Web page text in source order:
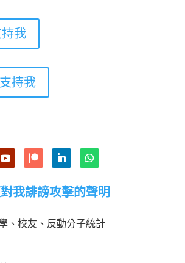
我
持我
我誹謗攻擊的聲明
、校友、反動分子統計